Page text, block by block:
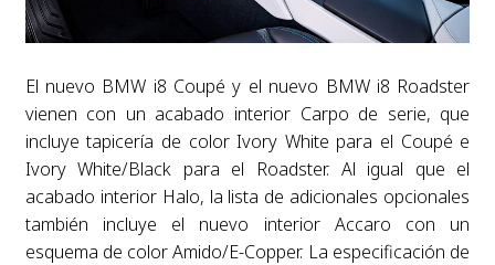
El nuevo BMW i8 Coupé y el nuevo BMW i8 Roadster
vienen con un acabado interior Carpo de serie, que
incluye tapicería de color Ivory White para el Coupé e
Ivory White/Black para el Roadster. Al igual que el
acabado interior Halo, la lista de adicionales opcionales
también incluye el nuevo interior Accaro con un
esquema de color Amido/E-Copper. La especificación de